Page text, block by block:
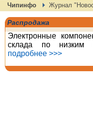
Чипинфо Журнал
Распродажа
Электронные
склада по низким
подробнее >>>